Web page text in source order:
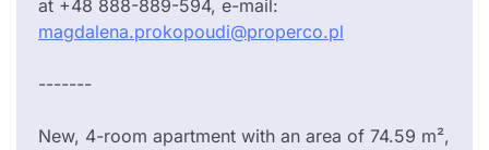
at +48 888-889-594, e-mail:
magdalena.prokopoudi@properco.pl
-------
New, 4-room apartment with an area of 74.59 m²,